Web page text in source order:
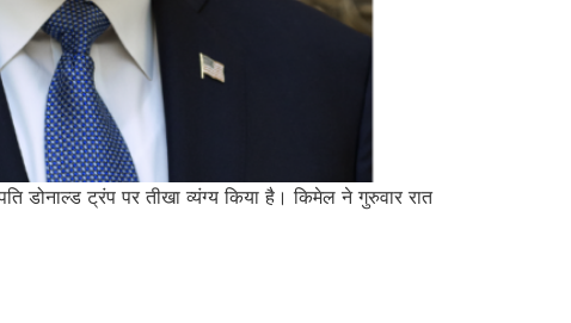
डोनाल्ड ट्रंप पर तीखा व्यंग्य किया है। किमेल ने गुरुवार रात